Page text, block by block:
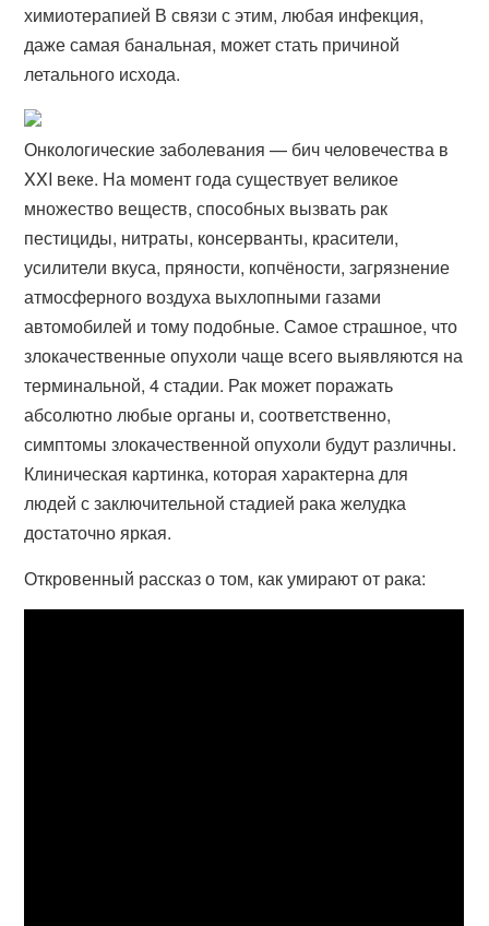
химиотерапией В связи с этим, любая инфекция,
даже самая банальная, может стать причиной
летального исхода.
Онкологические заболевания — бич человечества в
XXI веке. На момент года существует великое
множество веществ, способных вызвать рак
пестициды, нитраты, консерванты, красители,
усилители вкуса, пряности, копчёности, загрязнение
атмосферного воздуха выхлопными газами
автомобилей и тому подобные. Самое страшное, что
злокачественные опухоли чаще всего выявляются на
терминальной, 4 стадии. Рак может поражать
абсолютно любые органы и, соответственно,
симптомы злокачественной опухоли будут различны.
Клиническая картинка, которая характерна для
людей с заключительной стадией рака желудка
достаточно яркая.
Откровенный рассказ о том, как умирают от рака: